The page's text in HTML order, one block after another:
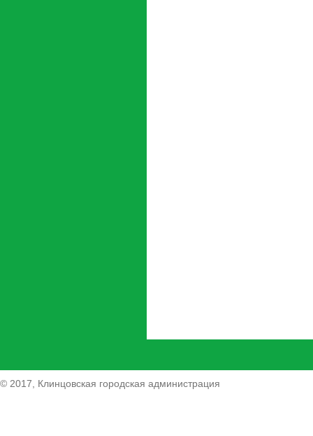
© 2017, Клинцовская городская администрация